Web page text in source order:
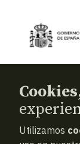
Utilizamos